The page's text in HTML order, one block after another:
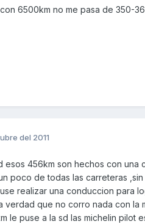
con 6500km no me pasa de 350-
del 2011
456km son hechos con una
poco de todas las carreteras
realizar una conduccion para
verdad que no corro nada con
le puse a la sd las michelin pilot